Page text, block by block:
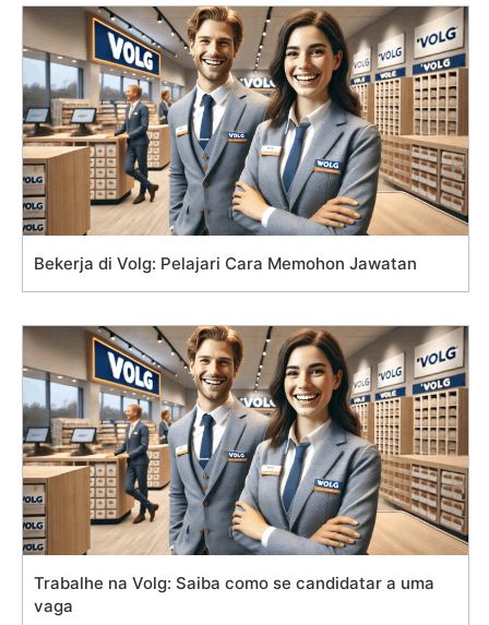
Bekerja di Volg: Pelajari Cara Memohon Jawatan
Trabalhe na Volg: Saiba como se candidatar a uma
vaga